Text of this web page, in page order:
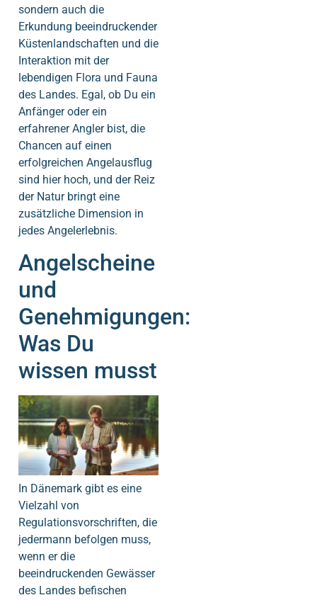
sondern auch die
Erkundung beeindruckender
Küstenlandschaften und die
Interaktion mit der
lebendigen Flora und Fauna
des Landes. Egal, ob Du ein
Anfänger oder ein
erfahrener Angler bist, die
Chancen auf einen
erfolgreichen Angelausflug
sind hier hoch, und der Reiz
der Natur bringt eine
zusätzliche Dimension in
jedes Angelerlebnis.
Angelscheine
und
Genehmigungen:
Was Du
wissen musst
In Dänemark gibt es eine
Vielzahl von
Regulationsvorschriften, die
jedermann befolgen muss,
wenn er die
beeindruckenden Gewässer
des Landes befischen